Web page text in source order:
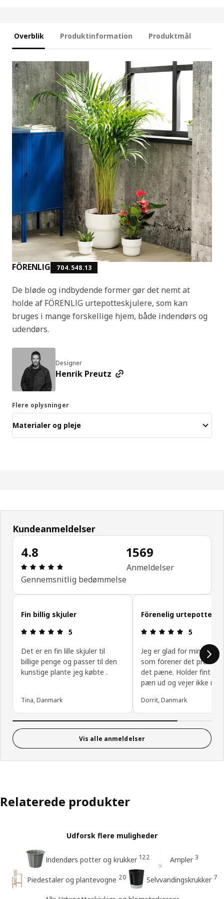
Overblik Produktinformation Produktmål
FÖRENLIG 704.548.13
De bløde og indbydende former gør det nemt at
holde af FÖRENLIG urtepotteskjulere, som kan
bruges i mange forskellige hjem, både indendørs og
udendørs.
Designer
Henrik Preutz
Flere oplysninger
Materialer og pleje
Kundeanmeldelser
4.8
Anmeldelse: 4.8 Ud af 5 Stjerner. Anmeldelser i
Gennemsnitlig bedømmelse
1569
Anmeldelser
Spring kundeanmeldelser over
Fin billig skjuler
Anmeldelse: 5 Ud af 5 Stjerner.
5
Det er en fin lille skjuler til
billige penge og passer til den
kunstige plante jeg købte .
Tina, Danmark
Förenelig urtepotte
5
Jeg er glad for min
som förener det
det pæne. Holder fint
pæn ud og vejer ikke
Dorrit, Danmark
Vis alle anmeldelser
Relaterede produkter
Udforsk flere muligheder
Indendørs potter og krukker 122 Ampler 3
Piedestaler og plantevogne 20 Selvvandingskrukker 7